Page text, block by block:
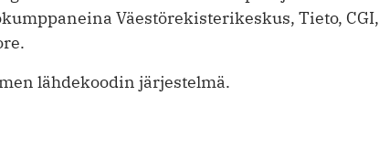
Väestörekisterikeskus, Tieto, CGI,
lähdekoodin järjestelmä.